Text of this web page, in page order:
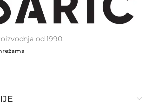
od 1990.